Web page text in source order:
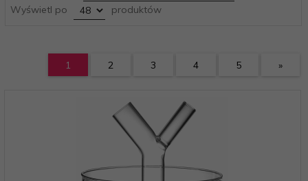
Wyświetl po
pop produktów
1 2 3 4 5 »